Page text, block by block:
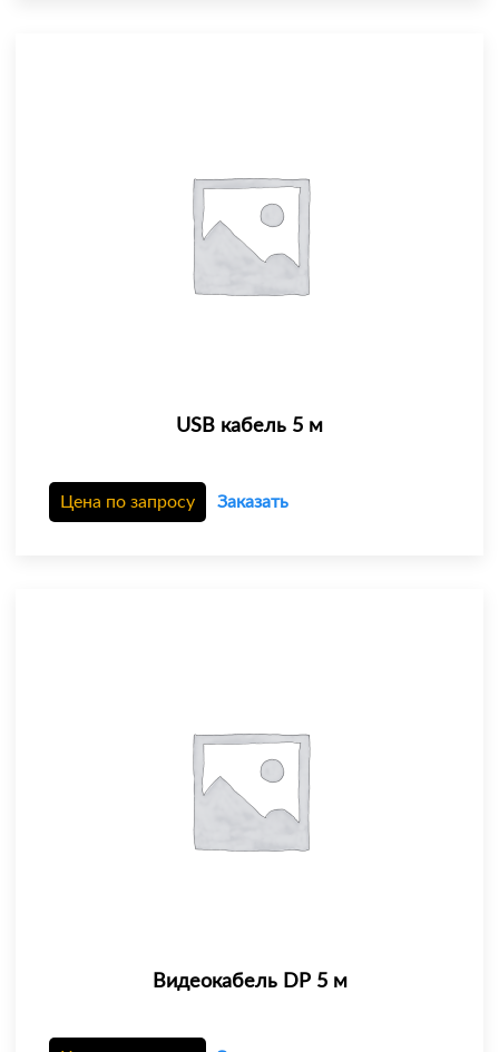
USB кабель 5 м
Цена по запросу Заказать
Видеокабель DP 5 м